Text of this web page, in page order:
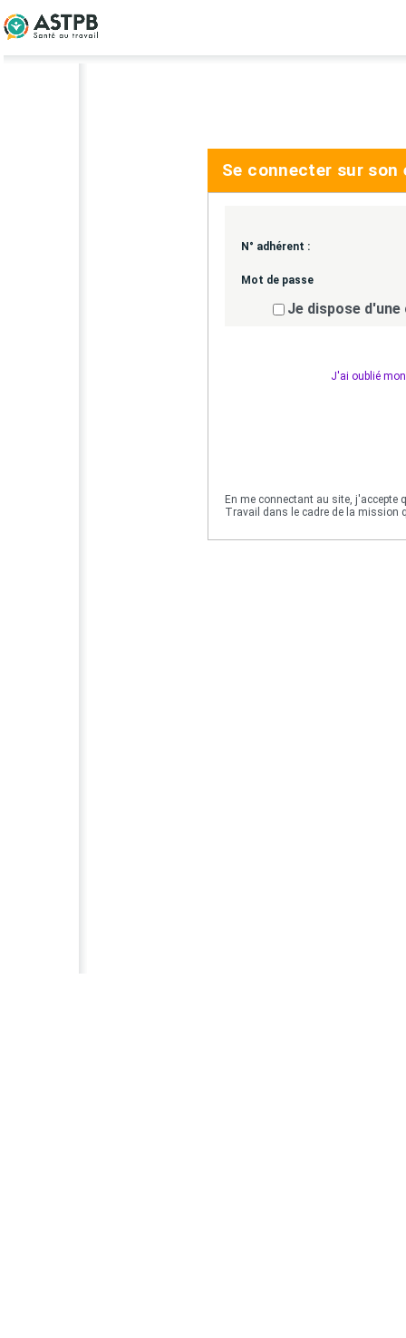
Se connecter sur son
N° adhérent :
Mot de passe
Je dispose
J'ai oublié
En me connectant au site, j'accepte
Travail dans le cadre de la mission